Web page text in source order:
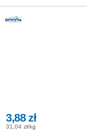
3,88 zł
31,04 zł/kg